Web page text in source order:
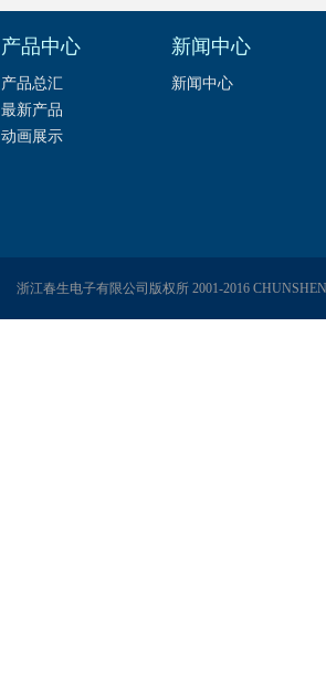
产品中心
产品总汇
最新产品
动画展示
新闻中心
新闻中心
浙江春生电子有限公司版权所 2001-2016